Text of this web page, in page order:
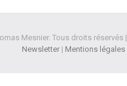
Mesnier. Tous droits réservés |
Newsletter | Mentions légales